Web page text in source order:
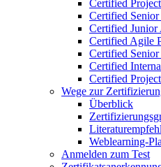
Certified
Certified
Certified
Certified Agile
Certified
Certified
Certified
Wege zur
Überblick
Weblearning-
Anmelden zum Test